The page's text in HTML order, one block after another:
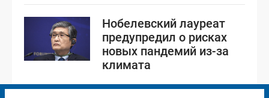
Нобелевский лауреат
предупредил о рисках
новых пандемий из-за
климата